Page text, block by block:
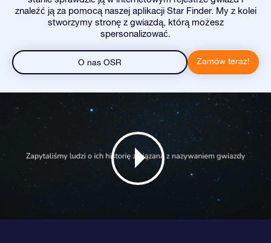
znaleźć ją za pomocą naszej aplikacji Star Finder. My z kolei
stworzymy stronę z gwiazdą, którą możesz
spersonalizować.
O nas OSR Zamów teraz!